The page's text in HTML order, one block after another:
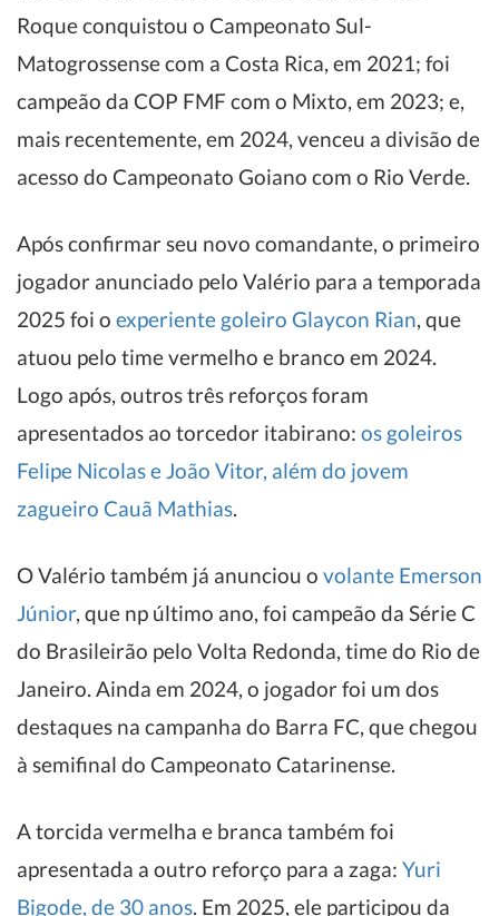
Roque conquistou o Campeonato Sul-
Matogrossense com a Costa Rica, em 2021; foi
campeão da COP FMF com o Mixto, em 2023; e,
mais recentemente, em 2024, venceu a divisão de
acesso do Campeonato Goiano com o Rio Verde.
Após confirmar seu novo comandante, o primeiro
jogador anunciado pelo Valério para a temporada
2025 foi o experiente goleiro Glaycon Rian, que
atuou pelo time vermelho e branco em 2024.
Logo após, outros três reforços foram
apresentados ao torcedor itabirano: os goleiros
Felipe Nicolas e João Vitor, além do jovem
zagueiro Cauã Mathias.
O Valério também já anunciou o volante Emerson
Júnior, que np último ano, foi campeão da Série C
do Brasileirão pelo Volta Redonda, time do Rio de
Janeiro. Ainda em 2024, o jogador foi um dos
destaques na campanha do Barra FC, que chegou
à semifinal do Campeonato Catarinense.
A torcida vermelha e branca também foi
apresentada a outro reforço para a zaga: Yuri
Bigode, de 30 anos. Em 2025, ele participou da